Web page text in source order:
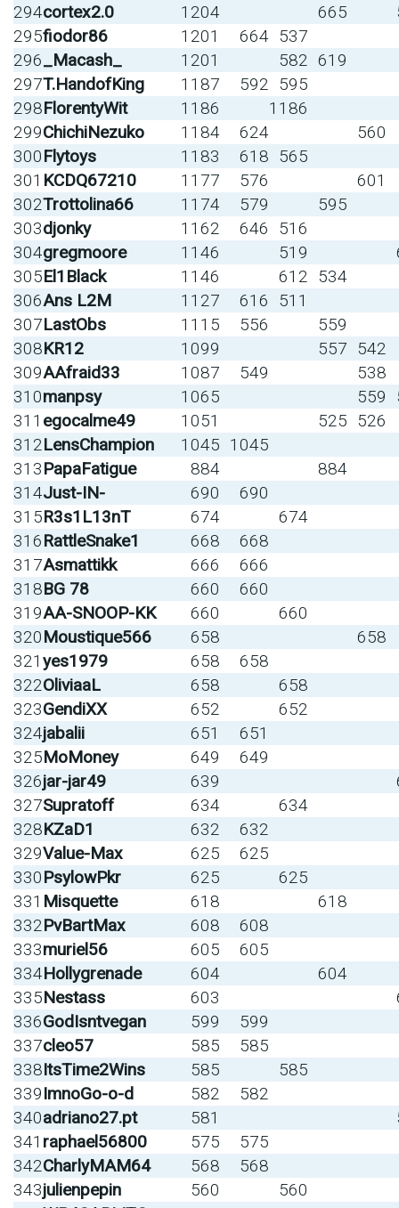
294cortex2.0 1204 665
295fiodor86 1201 664 537
296_Macash_ 1201 582 619
297T.HandofKing 1187 592 595
298FlorentyWit 1186
1186
299ChichiNezuko 1184 624
560
300Flytoys 1183 618 565
301 KCDQ67210 1177 576
601
302Trottolina66 1174 579
595
303djonky 1162 646
516
304gregmoore 1146 519
305El1Black 1146 612 534
306Ans L2M 1127 616
511
307LastObs 1115 556
559
308KR12 1099 557 542
309AAfraid33 1087 549
538
310manpsy 1065 559
311 egocalme49 1051 525 526
312LensChampion 1045 1045
313PapaFatigue 884
884
314Just-IN- 690
690
315R3s1L13nT 674
674
316RattleSnake1 668
668
317Asmattikk 666
666
318BG 78 660
660
319AA-SNOOP-KK 660
660
320Moustique566 658
658
321 yes1979 658
658
322OliviaaL 658
658
323GendiXX 652
652
324jabalii 651
651
325MoMoney 649
649
326jar-jar49 639
327Supratoff 634
634
328KZaD1 632
632
329Value-Max 625
625
330PsylowPkr 625
625
331 Misquette 618
618
332PvBartMax 608
608
333muriel56 605
605
334Hollygrenade 604
604
335Nestass 603
336GodIsntvegan 599
599
337cleo57 585
585
338ItsTime2Wins 585
585
339ImnoGo-o-d 582
582
340adriano27.pt 581
341 raphael56800 575
575
342CharlyMAM64 568
568
343julienpepin 560
560